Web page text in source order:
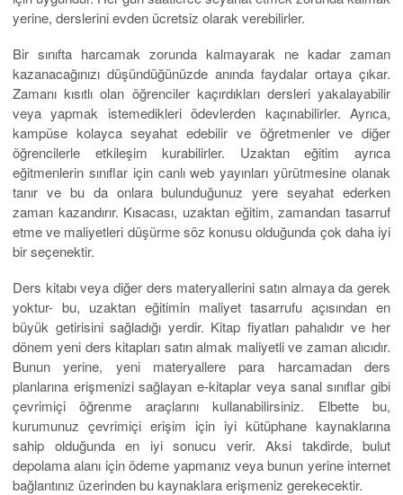
yerine, derslerini evden ücretsiz olarak verebilirler.
Bir sınıfta harcamak zorunda kalmayarak ne kadar zaman
kazanacağınızı düşündüğünüzde anında faydalar ortaya çıkar.
Zamanı kısıtlı olan öğrenciler kaçırdıkları dersleri yakalayabilir
veya yapmak istemedikleri ödevlerden kaçınabilirler. Ayrıca,
kampüse kolayca seyahat edebilir ve öğretmenler ve diğer
öğrencilerle etkileşim kurabilirler. Uzaktan eğitim ayrıca
eğitmenlerin sınıflar için canlı web yayınları yürütmesine olanak
tanır ve bu da onlara bulunduğunuz yere seyahat ederken
zaman kazandırır. Kısacası, uzaktan eğitim, zamandan tasarruf
etme ve maliyetleri düşürme söz konusu olduğunda çok daha iyi
bir seçenektir.
Ders kitabı veya diğer ders materyallerini satın almaya da gerek
yoktur- bu, uzaktan eğitimin maliyet tasarrufu açısından en
büyük getirisini sağladığı yerdir. Kitap fiyatları pahalıdır ve her
dönem yeni ders kitapları satın almak maliyetli ve zaman alıcıdır.
Bunun yerine, yeni materyallere para harcamadan ders
planlarına erişmenizi sağlayan e-kitaplar veya sanal sınıflar gibi
çevrimiçi öğrenme araçlarını kullanabilirsiniz. Elbette bu,
kurumunuz çevrimiçi erişim için iyi kütüphane kaynaklarına
sahip olduğunda en iyi sonucu verir. Aksi takdirde, bulut
depolama alanı için ödeme yapmanız veya bunun yerine internet
bağlantınız üzerinden bu kaynaklara erişmeniz gerekecektir.